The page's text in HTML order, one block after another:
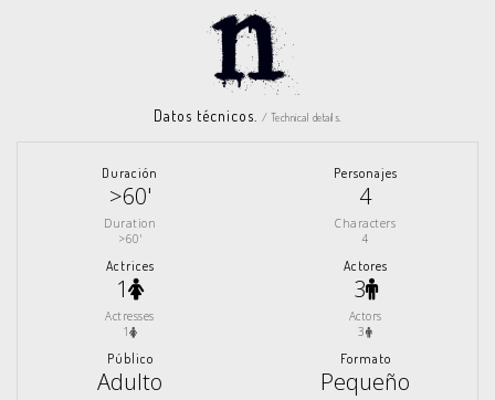
Datos técnicos. / Technical details.
Duración
>60'
Duration
>60'
Personajes
4
Characters
4
Actrices
1
Actresses
1
Actores
3
Actors
3
Público
Adulto
Formato
Pequeño